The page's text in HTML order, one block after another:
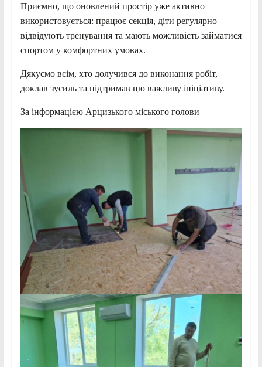
Приємно, що оновлений простір уже активно
використовується: працює секція, діти регулярно
відвідують тренування та мають можливість займатися
спортом у комфортних умовах.
Дякуємо всім, хто долучився до виконання робіт,
доклав зусиль та підтримав цю важливу ініціативу.
За інформацією Арцизького міського голови